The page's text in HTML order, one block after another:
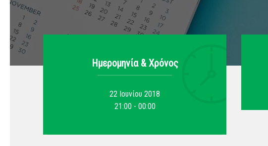
Ημερομηνία & Xρόνος
22 Ιουνίου 2018
21:00 - 00:00